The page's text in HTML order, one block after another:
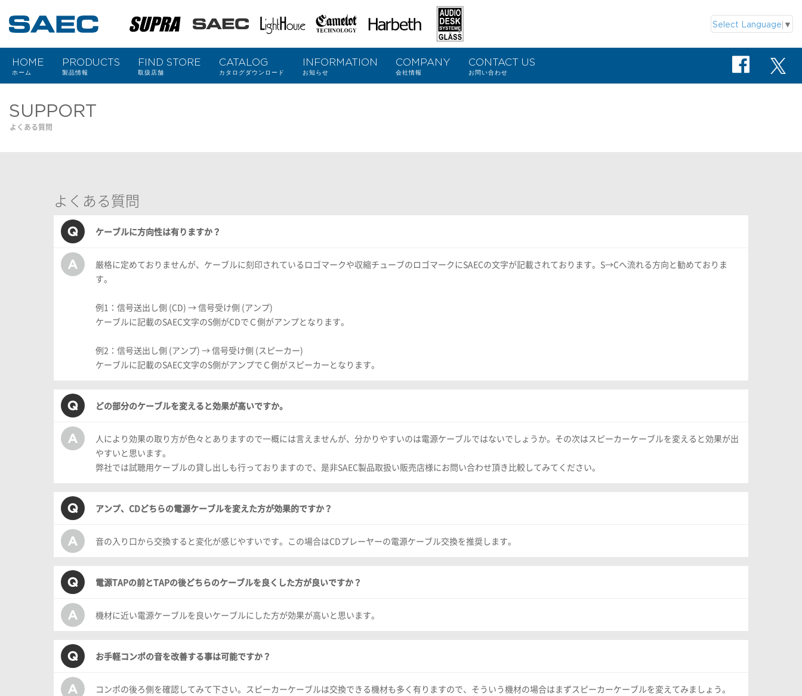
Select Language ▼
SUPRA SAEC
LightHous
e
CamelotT
echnology
Harbeth
GLASS-
AUDIO
HOME
ホーム
PRODUCTS
製品情報
FIND STORE
取扱店舗
CATALOG
カタログダウンロード
INFORMATION
お知らせ
COMPANY
会社情報
CONTACT US
お問い合わせ
SUPPORT
よくある質問
よくある質問
ケーブルに方向性は有りますか？
厳格に定めておりませんが、ケーブルに刻印されているロゴマークや収縮チューブのロゴマークにSAECの文字が記載されております。S→Cへ流れる方向と勧めておりま
す。
例1：信号送出し側 (CD) → 信号受け側 (アンプ)
ケーブルに記載のSAEC文字のS側がCDでＣ側がアンプとなります。
例2：信号送出し側 (アンプ) → 信号受け側 (スピーカー)
ケーブルに記載のSAEC文字のS側がアンプでＣ側がスピーカーとなります。
どの部分のケーブルを変えると効果が高いですか。
人により効果の取り方が色々とありますので一概には言えませんが、分かりやすいのは電源ケーブルではないでしょうか。その次はスピーカーケーブルを変えると効果が出
やすいと思います。
弊社では試聴用ケーブルの貸し出しも行っておりますので、是非SAEC製品取扱い販売店様にお問い合わせ頂き比較してみてください。
アンプ、CDどちらの電源ケーブルを変えた方が効果的ですか？
音の入り口から交換すると変化が感じやすいです。この場合はCDプレーヤーの電源ケーブル交換を推奨します。
電源TAPの前とTAPの後どちらのケーブルを良くした方が良いですか？
機材に近い電源ケーブルを良いケーブルにした方が効果が高いと思います。
お手軽コンポの音を改善する事は可能ですか？
コンポの後ろ側を確認してみて下さい。スピーカーケーブルは交換できる機材も多く有りますので、そういう機材の場合はまずスピーカーケーブルを変えてみましょう。